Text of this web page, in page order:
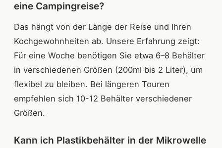
eine Campingreise?
Das hängt von der Länge der Reise und Ihren
Kochgewohnheiten ab. Unsere Erfahrung zeigt:
Für eine Woche benötigen Sie etwa 6–8 Behälter
in verschiedenen Größen (200ml bis 2 Liter), um
flexibel zu bleiben. Bei längeren Touren
empfehlen sich 10-12 Behälter verschiedener
Größen.
Kann ich Plastikbehälter in der Mikrowelle